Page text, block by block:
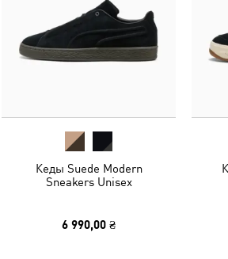
Кеды Suede Modern
Sneakers Unisex
6 990,00 ₴